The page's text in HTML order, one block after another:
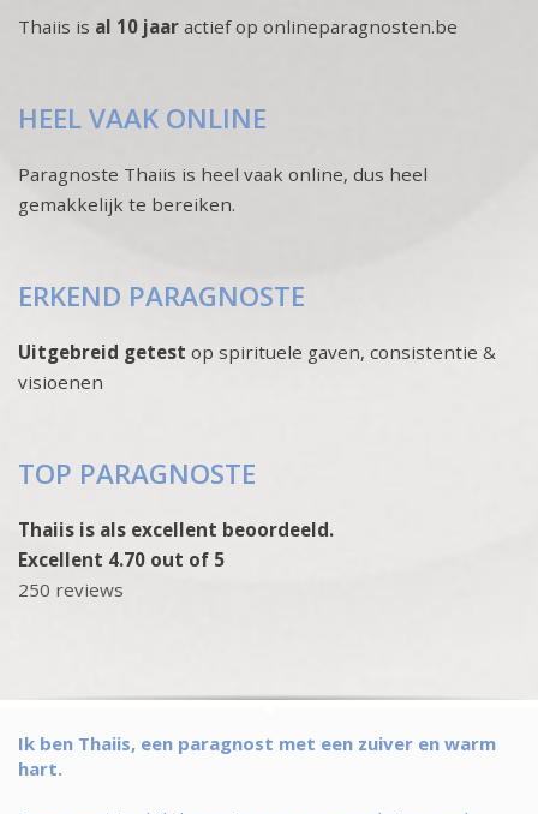
Thaiis is al 10 jaar actief op onlineparagnosten.be
HEEL VAAK ONLINE
Paragnoste Thaiis is heel vaak online, dus heel
gemakkelijk te bereiken.
ERKEND PARAGNOSTE
Uitgebreid getest op spirituele gaven, consistentie &
visioenen
TOP PARAGNOSTE
Thaiis is als excellent beoordeeld.
Excellent 4.70 out of 5
250 reviews
Ik ben Thaiis, een paragnost met een zuiver en warm
hart.